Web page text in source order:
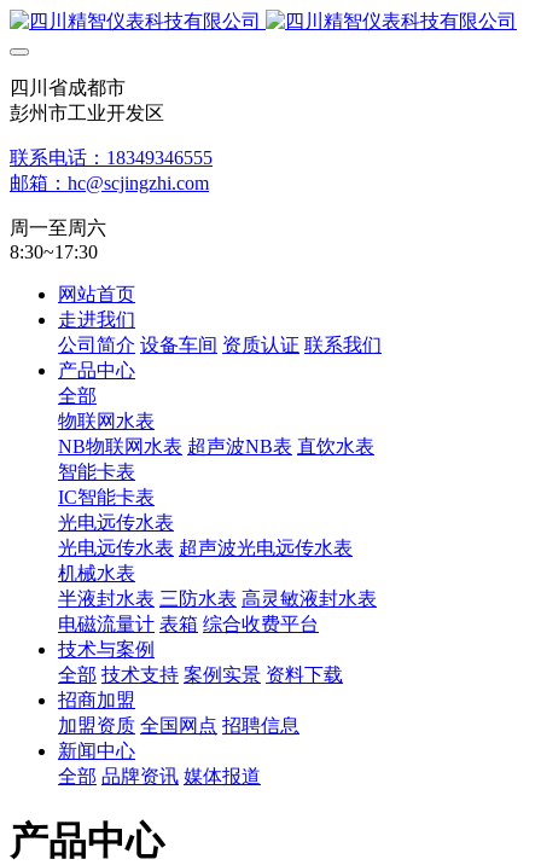
四川省成都市
彭州市工业开发区
联系电话：18349346555
邮箱：hc@scjingzhi.com
周一至周六
8:30~17:30
网站首页
走进我们
公司简介 设备车间 资质认证 联系我们
产品中心
全部
物联网水表
NB物联网水表 超声波NB表 直饮水表
智能卡表
IC智能卡表
光电远传水表
光电远传水表 超声波光电远传水表
机械水表
半液封水表 三防水表 高灵敏液封水表
电磁流量计 表箱 综合收费平台
技术与案例
全部 技术支持 案例实景 资料下载
招商加盟
加盟资质 全国网点 招聘信息
新闻中心
全部 品牌资讯 媒体报道
产品中心